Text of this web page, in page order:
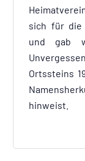
sich für die
und gab
Ortssteins
hinweist.